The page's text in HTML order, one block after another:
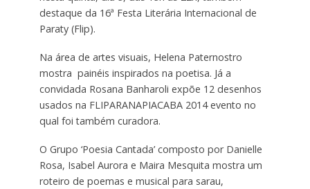
destaque da 16ª Festa Literária Internacional de
Paraty (Flip).
Na área de artes visuais, Helena Paternostro
mostra painéis inspirados na poetisa. Já a
convidada Rosana Banharoli expõe 12 desenhos
usados na FLIPARANAPIACABA 2014 evento no
qual foi também curadora.
O Grupo ‘Poesia Cantada’ composto por Danielle
Rosa, Isabel Aurora e Maira Mesquita mostra um
roteiro de poemas e musical para sarau,